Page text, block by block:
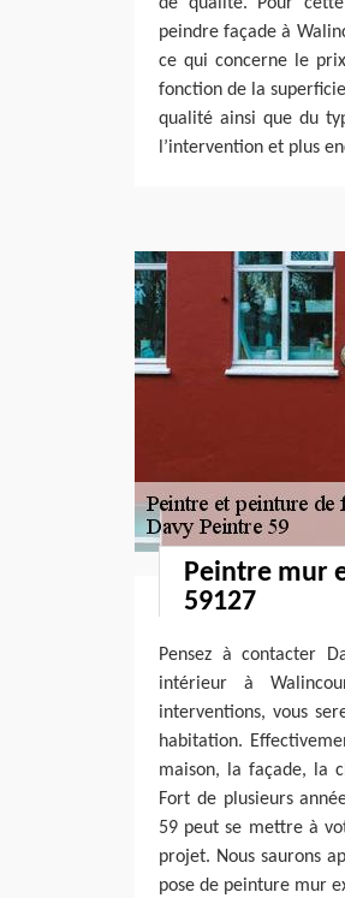
peindre façade à
ce qui concerne le
fonction de la
qualité ainsi que du
l’intervention et plus
Peintre mur
59127
Pensez à contacter
intérieur à
interventions, vous
habitation.
maison, la façade, la
Fort de plusieurs
59 peut se mettre à
projet. Nous saurons
pose de peinture mur